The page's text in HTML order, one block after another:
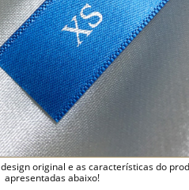
original e as características do
apresentadas abaixo!